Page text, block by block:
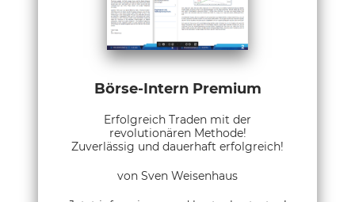
Börse-Intern Premium
Erfolgreich Traden mit der
revolutionären Methode!
Zuverlässig und dauerhaft erfolgreich!
von Sven Weisenhaus